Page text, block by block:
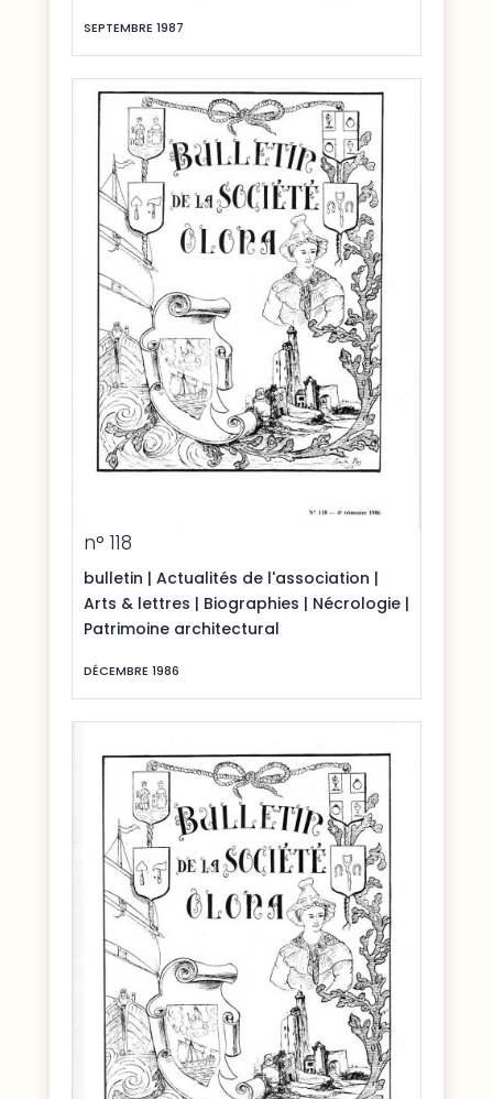
SEPTEMBRE 1987
n° 118
bulletin | Actualités de l'association |
Arts & lettres | Biographies | Nécrologie|
Patrimoine architectural
DÉCEMBRE 1986